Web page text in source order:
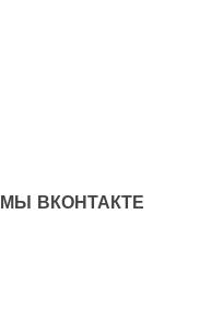
МЫ ВКОНТАКТЕ